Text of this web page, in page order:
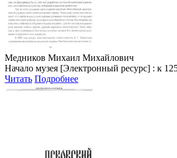
Медников Михаил Михайлович
Начало музея [Электронный ресурс] : к
Читать Подробнее